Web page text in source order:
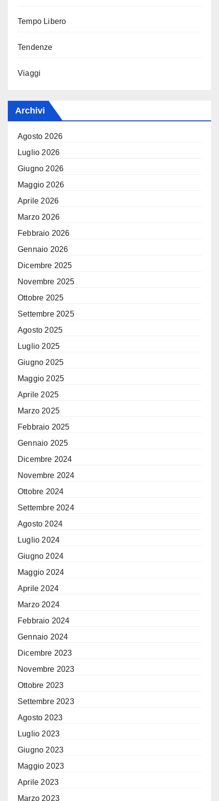
Tempo Libero
Tendenze
Viaggi
Archivi
Agosto 2026
Luglio 2026
Giugno 2026
Maggio 2026
Aprile 2026
Marzo 2026
Febbraio 2026
Gennaio 2026
Dicembre 2025
Novembre 2025
Ottobre 2025
Settembre 2025
Agosto 2025
Luglio 2025
Giugno 2025
Maggio 2025
Aprile 2025
Marzo 2025
Febbraio 2025
Gennaio 2025
Dicembre 2024
Novembre 2024
Ottobre 2024
Settembre 2024
Agosto 2024
Luglio 2024
Giugno 2024
Maggio 2024
Aprile 2024
Marzo 2024
Febbraio 2024
Gennaio 2024
Dicembre 2023
Novembre 2023
Ottobre 2023
Settembre 2023
Agosto 2023
Luglio 2023
Giugno 2023
Maggio 2023
Aprile 2023
Marzo 2023